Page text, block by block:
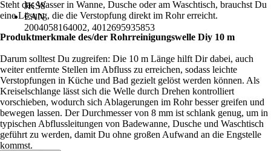
JKS8
EAN
2004058164002, 4012695935853
Steht das Wasser in Wanne, Dusche oder am Waschtisch, brauchst Du
eine Lösung, die die Verstopfung direkt im Rohr erreicht.
Produktmerkmale des/der Rohrreinigungswelle Diy 10 m
Darum solltest Du zugreifen: Die 10 m Länge hilft Dir dabei, auch
weiter entfernte Stellen im Abfluss zu erreichen, sodass leichte
Verstopfungen in Küche und Bad gezielt gelöst werden können. Als
Kreiselschlange lässt sich die Welle durch Drehen kontrolliert
vorschieben, wodurch sich Ablagerungen im Rohr besser greifen und
bewegen lassen. Der Durchmesser von 8 mm ist schlank genug, um in
typischen Abflussleitungen von Badewanne, Dusche und Waschtisch
geführt zu werden, damit Du ohne großen Aufwand an die Engstelle
kommst.